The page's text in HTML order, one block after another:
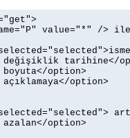
value="*" />
tarihine</
option>
option>
option>